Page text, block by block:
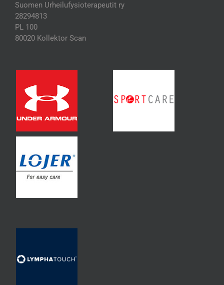
Suomen Urheilufysioterapeutit ry
28294813
PL 100
80020 Kollektor Scan